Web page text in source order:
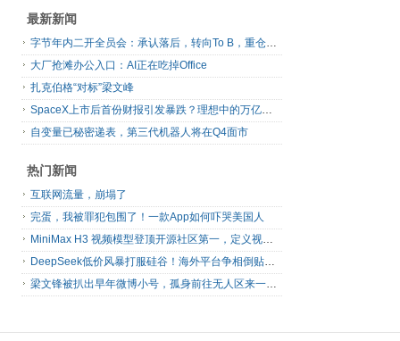
最新新闻
字节年内二开全员会：承认落后，转向To B，重仓年轻人
大厂抢滩办公入口：AI正在吃掉Office
扎克伯格“对标”梁文峰
SpaceX上市后首份财报引发暴跌？理想中的万亿营收太空AI公司，正在靠地面AI云挣钱
自变量已秘密递表，第三代机器人将在Q4面市
热门新闻
互联网流量，崩塌了
完蛋，我被罪犯包围了！一款App如何吓哭美国人
MiniMax H3 视频模型登顶开源社区第一，定义视频模型领域“斩杀线”
DeepSeek低价风暴打服硅谷！海外平台争相倒贴V4 Flash
梁文锋被扒出早年微博小号，孤身前往无人区来一场相当 deep 的 seek 旅行